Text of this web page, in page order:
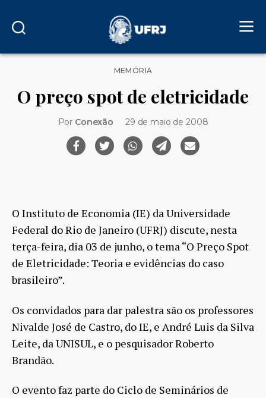
Categorias
MEMÓRIA
O preço spot de eletricidade
Por Conexão 29 de maio de 2008
O Instituto de Economia (IE) da Universidade
Federal do Rio de Janeiro (UFRJ) discute, nesta
terça-feira, dia 03 de junho, o tema “O Preço Spot
de Eletricidade: Teoria e evidências do caso
brasileiro”.
Os convidados para dar palestra são os professores
Nivalde José de Castro, do IE, e André Luis da Silva
Leite, da UNISUL, e o pesquisador Roberto
Brandão.
O evento faz parte do Ciclo de Seminários de